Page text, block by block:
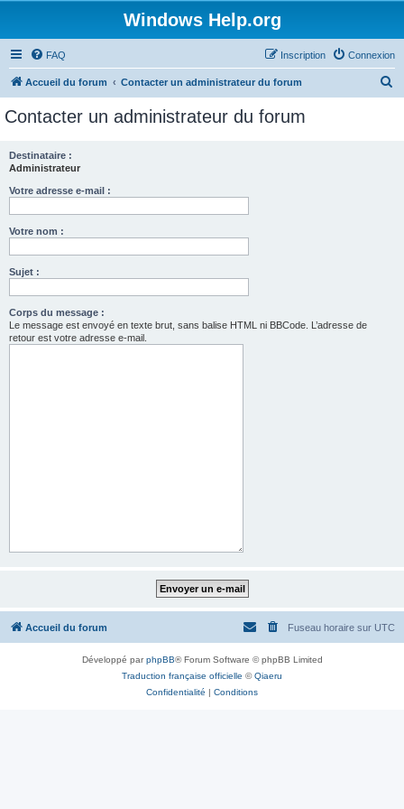
Windows Help.org
FAQ Connexion
Inscription
Accueil du forum Contacter un administrateur du forum
Contacter un administrateur du forum
Destinataire :
Administrateur
Votre adresse e-mail :
Votre nom :
Sujet :
Corps du message :
Le message est envoyé en texte brut, sans balise HTML ni BBCode. L’adresse de
retour est votre adresse e-mail.
Accueil du forum Fuseau horaire sur UTC
Développé parphpBB® Forum Software © phpBB Limited
Traduction française officielle ©Qiaeru
Confidentialité | Conditions